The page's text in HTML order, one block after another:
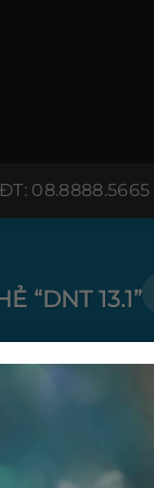
ĐT: 08.8888.5665
“DNT 13.1”